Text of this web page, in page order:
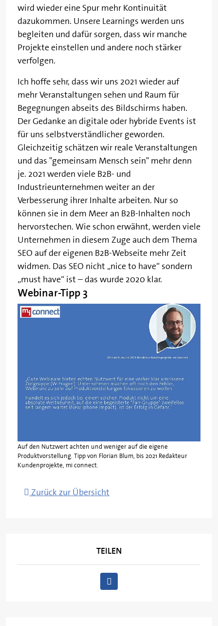
wird wieder eine Spur mehr Kontinuität
dazukommen. Unsere Learnings werden uns
begleiten und dafür sorgen, dass wir manche
Projekte einstellen und andere noch stärker
verfolgen.
Ich hoffe sehr, dass wir uns 2021 wieder auf
mehr Veranstaltungen sehen und Raum für
Begegnungen abseits des Bildschirms haben.
Der Gedanke an digitale oder hybride Events ist
für uns selbstverständlicher geworden.
Gleichzeitig schätzen wir reale Veranstaltungen
und das "gemeinsam Mensch sein" mehr denn
je. 2021 werden viele B2B- und
Industrieunternehmen weiter an der
Verbesserung ihrer Inhalte arbeiten. Nur so
können sie in dem Meer an B2B-Inhalten noch
hervorstechen. Wie schon erwähnt, werden viele
Unternehmen in diesem Zuge auch dem Thema
SEO auf der eigenen B2B-Webseite mehr Zeit
widmen. Das SEO nicht „nice to have“ sondern
„must have“ ist – das wurde 2020 klar.
Webinar-Tipp 3
Auf den Nutzwert achten und weniger auf die eigene
Produktvorstellung. Tipp von Florian Blum, bis 2021 Redakteur
Kundenprojekte, mi connect.
Zurück zur Übersicht
TEILEN